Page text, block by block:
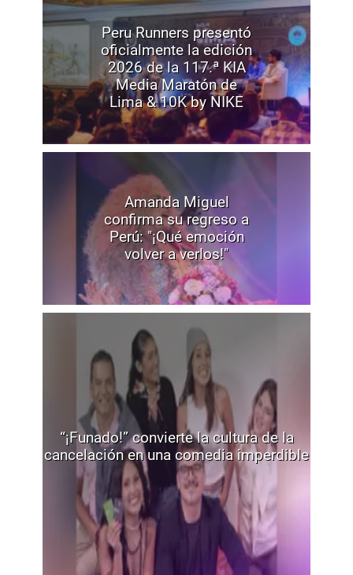
Peru Runners presentó
oficialmente la edición
2026 de la 117.ª KIA
Media Maratón de
Lima & 10K by NIKE
Amanda Miguel
confirma su regreso a
Perú: "¡Qué emoción
volver a verlos!"
“¡Funado!” convierte la cultura de la
cancelación en una comedia imperdible